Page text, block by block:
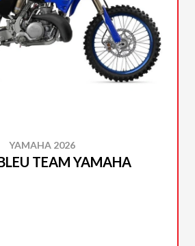
YAMAHA 2026
TEAM YAMAHA